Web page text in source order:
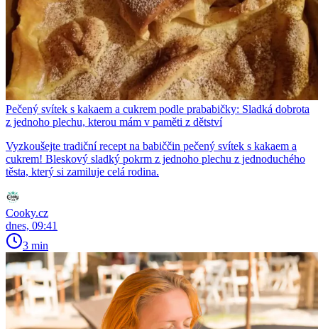
Pečený svítek s kakaem a cukrem podle prababičky: Sladká dobrota
z jednoho plechu, kterou mám v paměti z dětství
Vyzkoušejte tradiční recept na babiččin pečený svítek s kakaem a
cukrem! Bleskový sladký pokrm z jednoho plechu z jednoduchého
těsta, který si zamiluje celá rodina.
Cooky.cz
dnes, 09:41
3 min